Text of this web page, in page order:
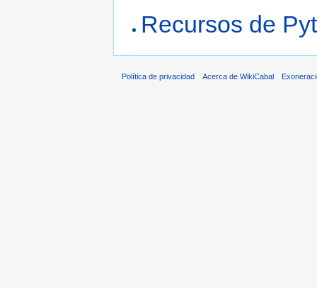
Recursos de
Política de privacidad Acerca de WikiCabal